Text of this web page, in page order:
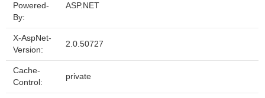
Powered-
By:
ASP.NET
X-AspNet-
Version:
2.0.50727
Cache-
Control:
private